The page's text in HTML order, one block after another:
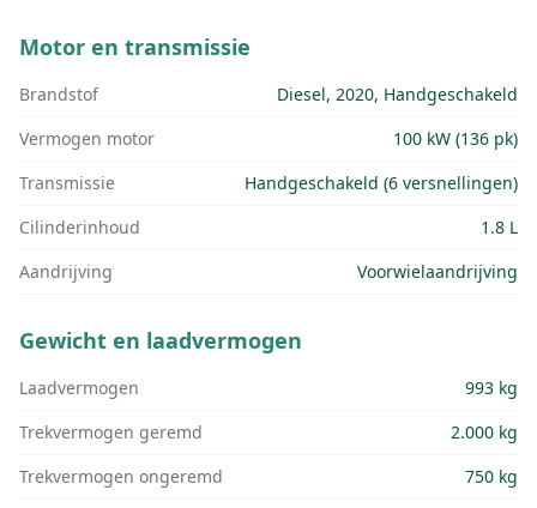
Motor en transmissie
Brandstof
Diesel, 2020, Handgeschakeld
Vermogen motor
100 kW (136 pk)
Transmissie
Handgeschakeld (6 versnellingen)
Cilinderinhoud
1.8 L
Aandrijving
Voorwielaandrijving
Gewicht en laadvermogen
Laadvermogen
993 kg
Trekvermogen geremd
2.000 kg
Trekvermogen ongeremd
750 kg